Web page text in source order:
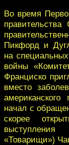
Во время
Пикфорд и
на
войны
Франциско
вместо
начал с
скорее
«Товарищи»)